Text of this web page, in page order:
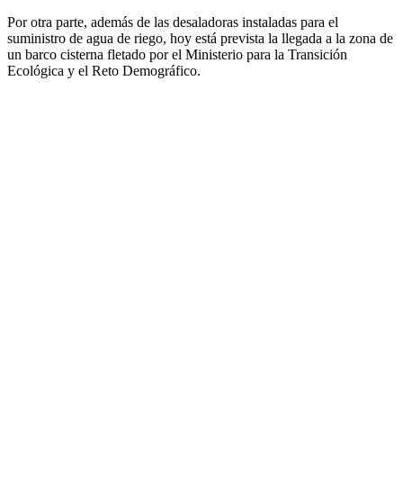
Por otra parte, además de las desaladoras instaladas para el
suministro de agua de riego, hoy está prevista la llegada a la zona de
un barco cisterna fletado por el Ministerio para la Transición
Ecológica y el Reto Demográfico.